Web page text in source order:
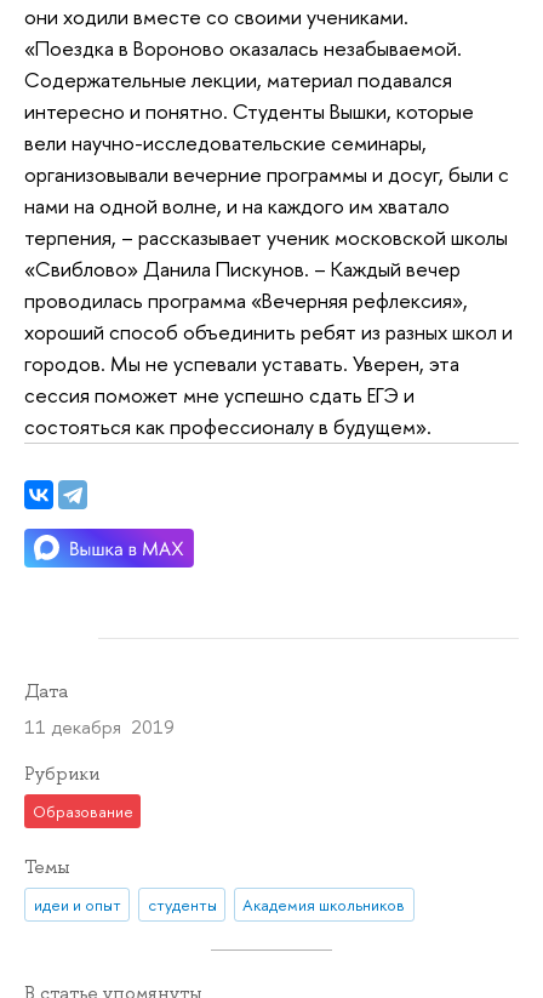
они ходили вместе со своими учениками.
«Поездка в Вороново оказалась незабываемой.
Содержательные лекции, материал подавался
интересно и понятно. Студенты Вышки, которые
вели научно-исследовательские семинары,
организовывали вечерние программы и досуг, были с
нами на одной волне, и на каждого им хватало
терпения, – рассказывает ученик московской школы
«Свиблово» Данила Пискунов. – Каждый вечер
проводилась программа «Вечерняя рефлексия»,
хороший способ объединить ребят из разных школ и
городов. Мы не успевали уставать. Уверен, эта
сессия поможет мне успешно сдать ЕГЭ и
состояться как профессионалу в будущем».
Дата
11 декабря 2019
Рубрики
Образование
Темы
идеи и опыт студенты Академия школьников
В статье упомянуты